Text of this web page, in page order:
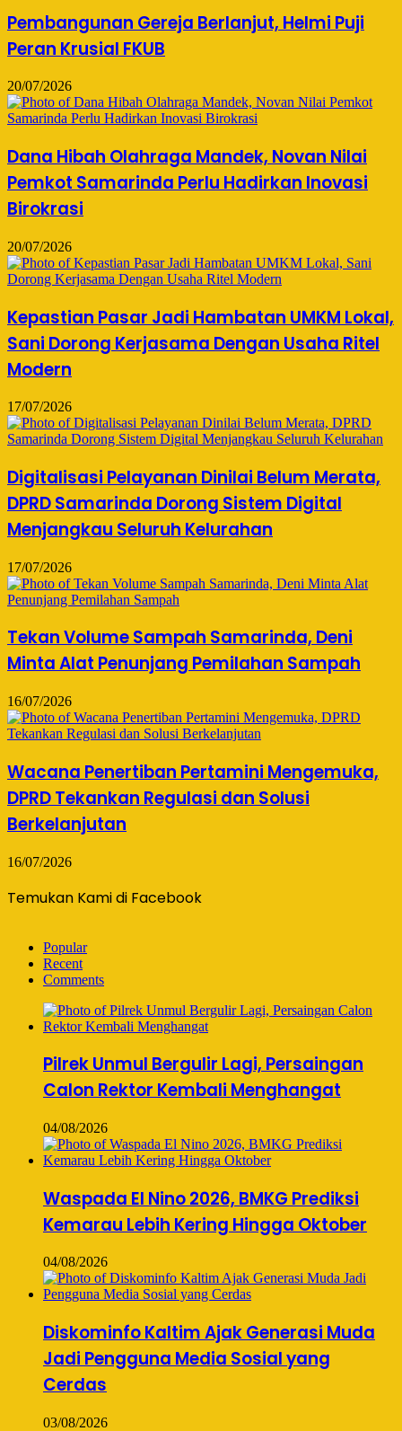
Pembangunan Gereja Berlanjut, Helmi Puji
Peran Krusial FKUB
20/07/2026
Dana Hibah Olahraga Mandek, Novan Nilai
Pemkot Samarinda Perlu Hadirkan Inovasi
Birokrasi
20/07/2026
Kepastian Pasar Jadi Hambatan UMKM Lokal,
Sani Dorong Kerjasama Dengan Usaha Ritel
Modern
17/07/2026
Digitalisasi Pelayanan Dinilai Belum Merata,
DPRD Samarinda Dorong Sistem Digital
Menjangkau Seluruh Kelurahan
17/07/2026
Tekan Volume Sampah Samarinda, Deni
Minta Alat Penunjang Pemilahan Sampah
16/07/2026
Wacana Penertiban Pertamini Mengemuka,
DPRD Tekankan Regulasi dan Solusi
Berkelanjutan
16/07/2026
Temukan Kami di Facebook
Popular
Recent
Comments
Pilrek Unmul Bergulir Lagi, Persaingan
Calon Rektor Kembali Menghangat
04/08/2026
Waspada El Nino 2026, BMKG Prediksi
Kemarau Lebih Kering Hingga Oktober
04/08/2026
Diskominfo Kaltim Ajak Generasi Muda
Jadi Pengguna Media Sosial yang
Cerdas
03/08/2026